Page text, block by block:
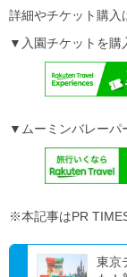
詳細やチケット購入
▼入園チケットを購
▼ムーミンバレーパ
※本記事はPR
東京